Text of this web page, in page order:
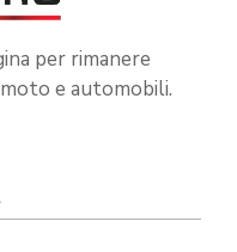
per rimanere
e automobili.